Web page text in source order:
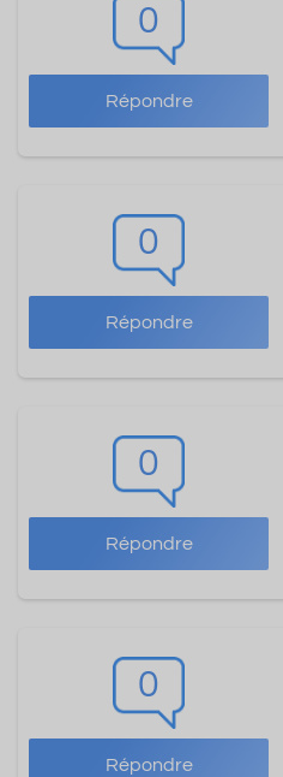
0
Répondre
0
Répondre
0
Répondre
0
Répondre